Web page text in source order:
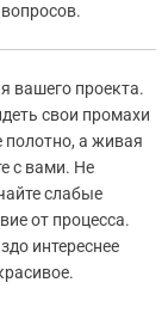
вашего проекта.
свои промахи
полотно, а живая
с вами. Не
слабые
от процесса.
интереснее